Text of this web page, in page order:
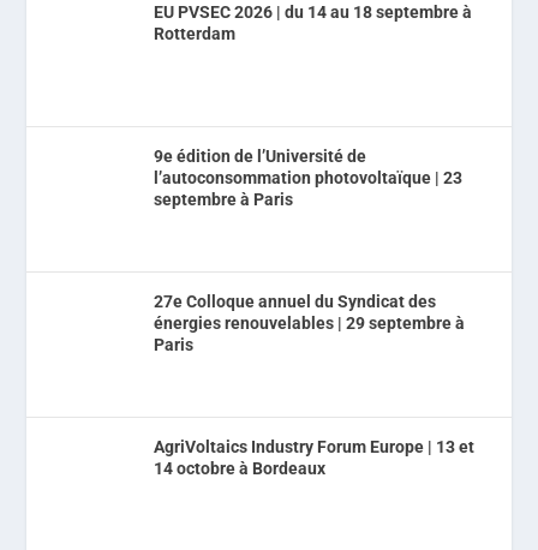
EU PVSEC 2026 | du 14 au 18 septembre à
Rotterdam
9e édition de l’Université de
l’autoconsommation photovoltaïque | 23
septembre à Paris
27e Colloque annuel du Syndicat des
énergies renouvelables | 29 septembre à
Paris
AgriVoltaics Industry Forum Europe | 13 et
14 octobre à Bordeaux